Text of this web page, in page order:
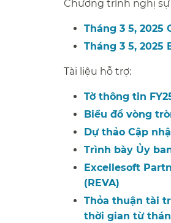
Chương trình nghị sự
Tháng 3 5, 2025
Tháng 3 5, 2025
Tài liệu hỗ trợ:​​
Tờ thông tin
Biểu đồ vòng
Dự thảo Cập
Trình bày Ủy
Excellesoft
(REVA)​​
Thỏa thuận tài
thời gian từ